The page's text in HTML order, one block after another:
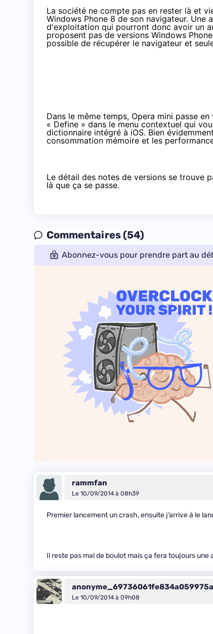
La société ne compte pas en rester là et
Windows Phone 8 de son navigateur.
d'exploitation qui pourront donc avoir un
proposent pas de versions Windows
possible de récupérer le navigateur et
Dans le même temps, Opera mini passe
« Define » dans le menu contextuel qui
dictionnaire intégré à iOS. Bien
consommation mémoire et les
Le détail des notes de versions se trouve
là que ça se passe.
Commentaires (54)
Abonnez-vous pour prendre part au
rammfan
Le 10/09/2014 à 08h39
Premier lancement un crash, ensuite j’arrive à le
Il reste pas mal de boulot mais ça fera toujours une
Le 10/09/2014 à 09h08